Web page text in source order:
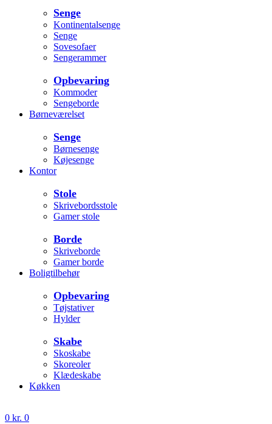
Senge
Kontinentalsenge
Senge
Sovesofaer
Sengerammer
Opbevaring
Kommoder
Sengeborde
Børneværelset
Senge
Børnesenge
Køjesenge
Kontor
Stole
Skrivebordsstole
Gamer stole
Borde
Skriveborde
Gamer borde
Boligtilbehør
Opbevaring
Tøjstativer
Hylder
Skabe
Skoskabe
Skoreoler
Klædeskabe
Køkken
0 kr. 0